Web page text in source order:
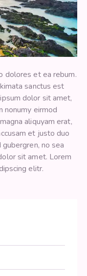
dolores et ea rebum.
sanctus est
dolor sit amet,
nonumy eirmod
aliquyam erat,
et justo duo
no sea
sit amet. Lorem
elitr.